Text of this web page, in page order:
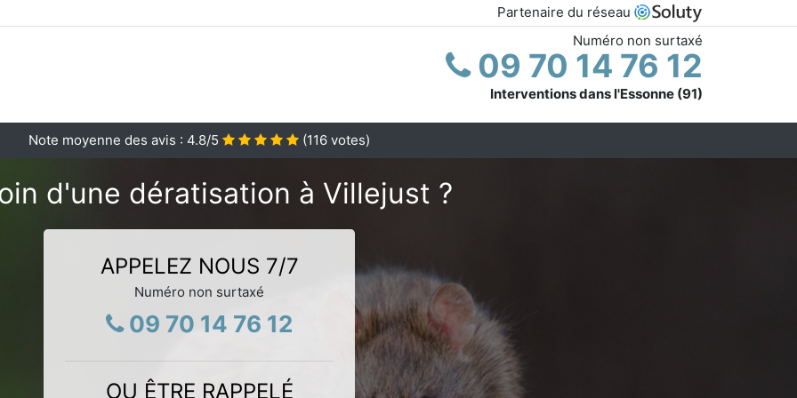
Partenaire du réseau
Numéro non surtaxé
09 70 14 76 12
Interventions dans l'Essonne (91)
Note moyenne des avis : 4.8/5 (116 votes)
d'une dératisation à Villejust ?
APPELEZ NOUS 7/7
Numéro non surtaxé
09 70 14 76 12
OU ÊTRE RAPPELÉ